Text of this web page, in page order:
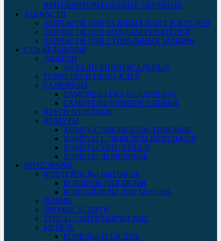
ВЕНТИЛЯТОРЫ ОСЕВЫЕ ОКОННЫЕ
ЗАПЧАСТИ
ЗАПЧАСТИ ДЛЯ ГАЗОВЫХ ПЛИТ И КОТЛОВ
ЗАПЧАСТИ ДЛЯ ВОДОНАГРЕВАТЕЛЕЙ
ЗАПЧАСТИ ДЛЯ СТИРАЛЬНЫХ МАШИН
СТРОЙ-ТОВАРЫ
ДЮБЕЛИ
ДЮБЕЛИ УНИВЕРСАЛЬНЫЕ
ГЕРМЕТИКИ ПЕНЫ КЛЕЙ
САМОРЕЗЫ
САМОРЕЗЫ ГКД (ПО ДЕРЕВУ)
САМОРЕЗЫ УНИВЕРСАЛЬНЫЕ
КРУГИ ОТРЕЗНЫЕ
ХОМУТЫ
ХОМУТ-СТЯЖКИ ПЛАСТИКОВЫЕ
ХОМУТЫ С ДЮБЕЛЕМ ШПИЛЬКОЙ
ХОМУТЫ УСИЛЕННЫЕ
ХОМУТЫ ЧЕРВЯЧНЫЕ
ХОЗТОВАРЫ
КОНТЕЙНЕРЫ БЫТОВЫЕ
КОРЗИНЫ ДЛЯ БЕЛЬЯ
КОНТЕЙНЕРЫ ДЛЯ МУСОРА
ПОЛИВ
ПРОЧИЕ УСЛУГИ
ТРОСЫ САНТЕХНИЧЕСКИЕ
МЕБЕЛЬ
КОМОДЫ-ПЛАСТИК